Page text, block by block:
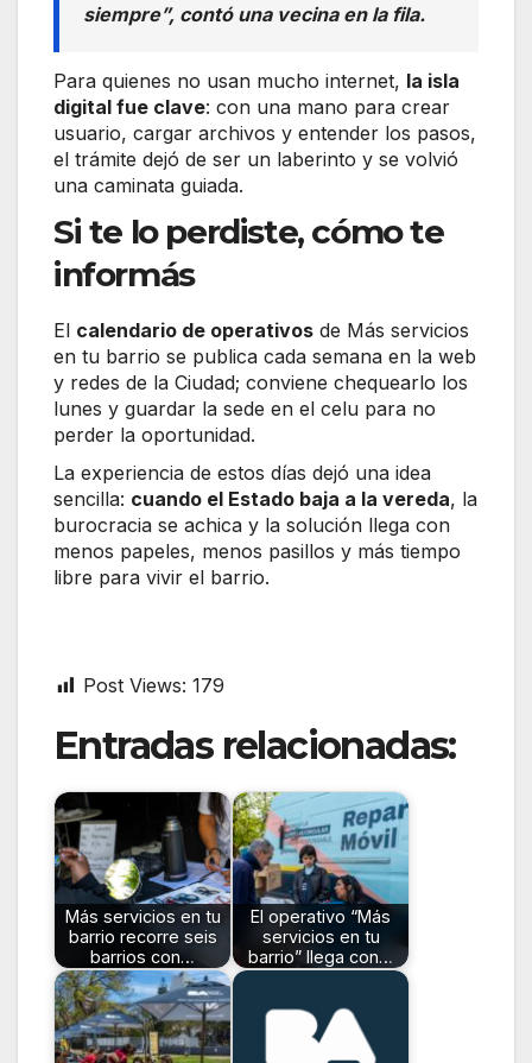
siempre”, contó una vecina en la fila.
Para quienes no usan mucho internet, la isla
digital fue clave: con una mano para crear
usuario, cargar archivos y entender los pasos,
el trámite dejó de ser un laberinto y se volvió
una caminata guiada.
Si te lo perdiste, cómo te
informás
El calendario de operativos de Más servicios
en tu barrio se publica cada semana en la web
y redes de la Ciudad; conviene chequearlo los
lunes y guardar la sede en el celu para no
perder la oportunidad.
La experiencia de estos días dejó una idea
sencilla: cuando el Estado baja a la vereda, la
burocracia se achica y la solución llega con
menos papeles, menos pasillos y más tiempo
libre para vivir el barrio.
Post Views: 179
Entradas relacionadas:
Más servicios en tu
barrio recorre seis
barrios con…
El operativo “Más
servicios en tu
barrio” llega con…